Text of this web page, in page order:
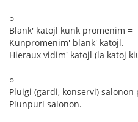
○
Blank' katojl kunk promenim =
Kunpromenim' blank' katojl.
Hieraux vidim' katojl (la katoj
○
Pluigi (gardi, konservi) salonon
Plunpuri salonon.